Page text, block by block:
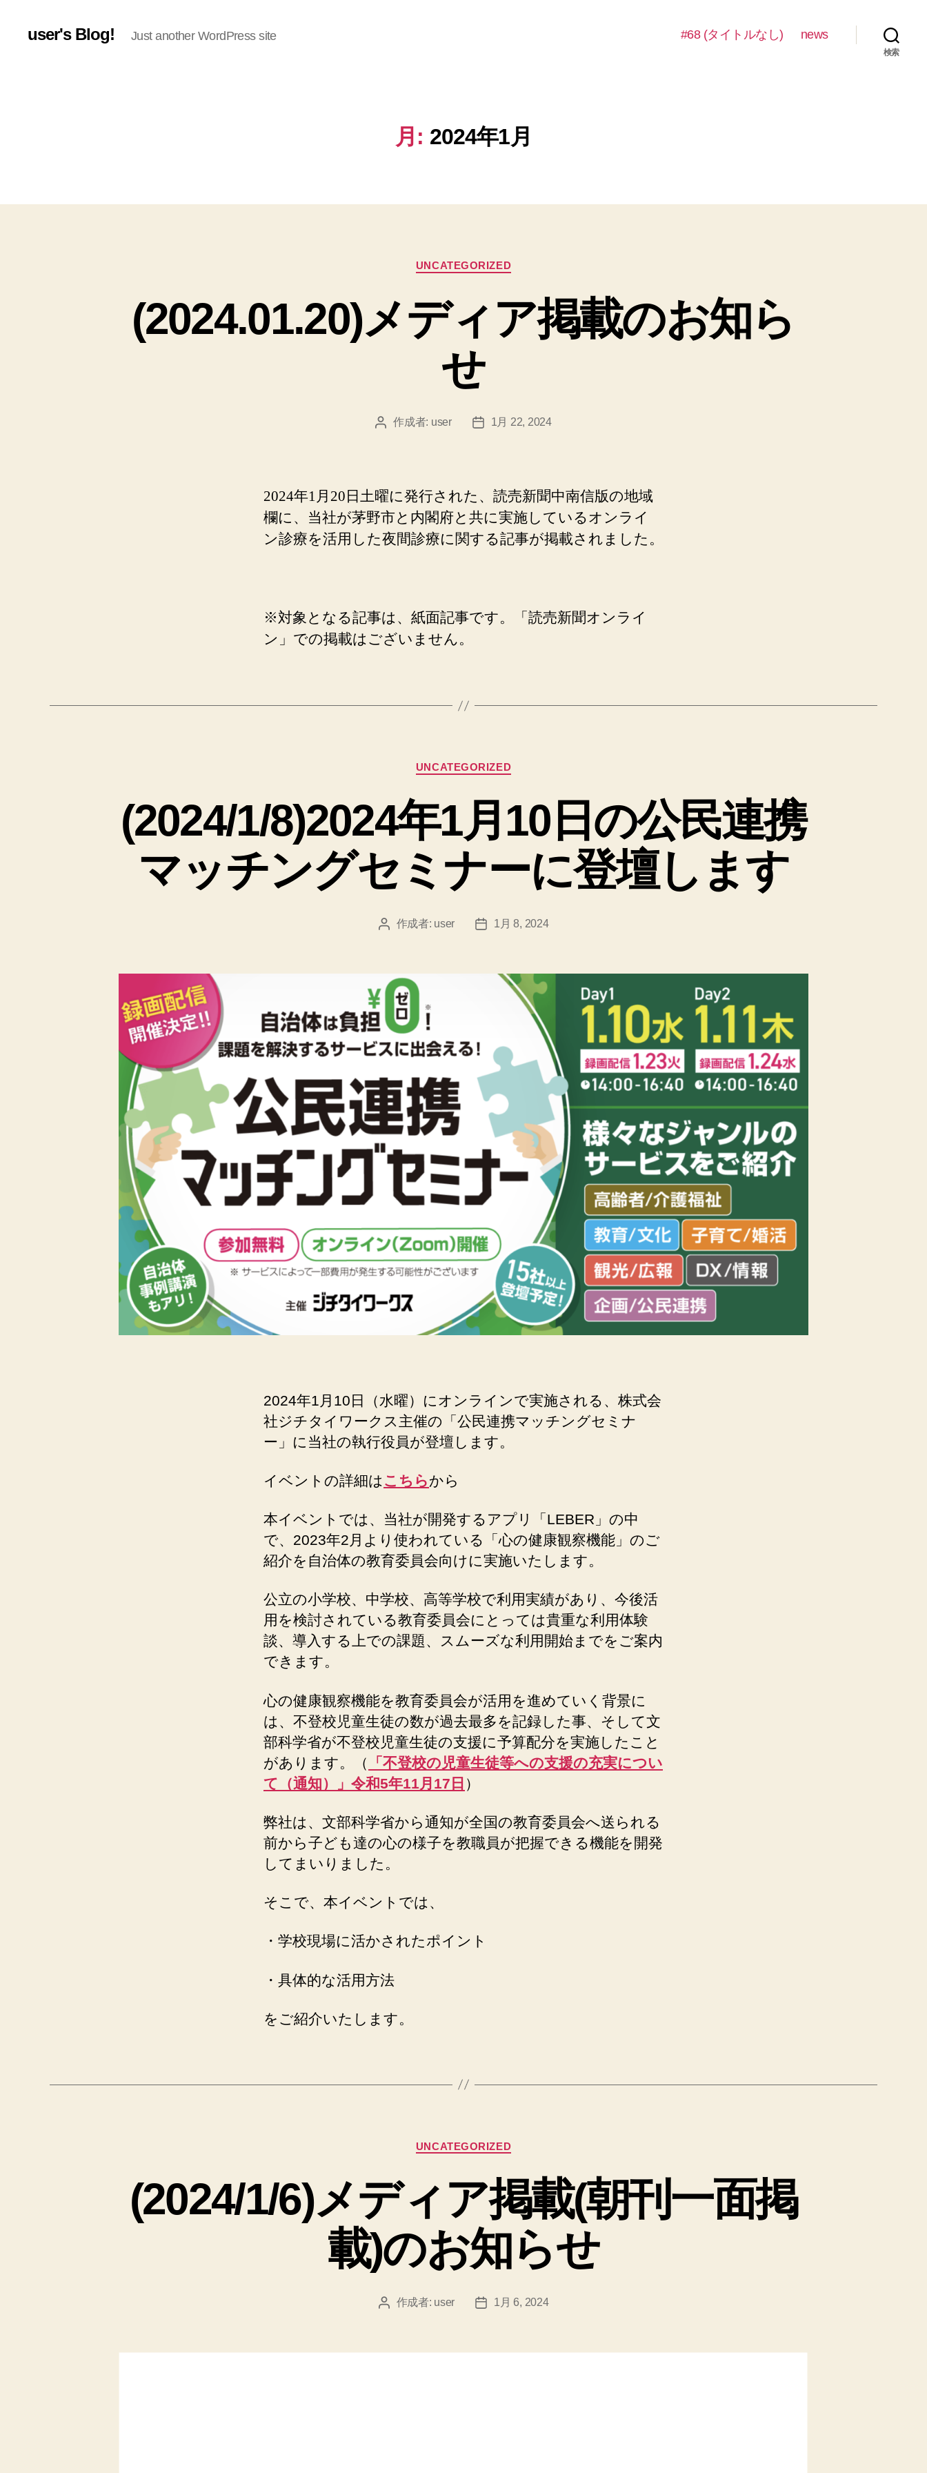
user's Blog! Just another WordPress site #68 (タイトルなし) news
検索
月: 2024年1月
カ
テ
ー
UNCATEGORIZED
(2024.01.20)メディア掲載のお知ら
せ
投 作成者: user
投
1月 22, 2024
2024年1月20日土曜に発行された、読売新聞中南信版の地域
欄に、当社が茅野市と内閣府と共に実施しているオンライ
ン診療を活用した夜間診療に関する記事が掲載されました。
※対象となる記事は、紙面記事です。「読売新聞オンライ
ン」での掲載はございません。
カ
テ
ー
UNCATEGORIZED
(2024/1/8)2024年1月10日の公民連携
マッチングセミナーに登壇します
投 作成者: user
投
1月 8, 2024
2024年1月10日（水曜）にオンラインで実施される、株式会
社ジチタイワークス主催の「公民連携マッチングセミナ
ー」に当社の執行役員が登壇します。
イベントの詳細は こちらから
本イベントでは、当社が開発するアプリ「LEBER」の中
で、2023年2月より使われている「心の健康観察機能」のご
紹介を自治体の教育委員会向けに実施いたします。
公立の小学校、中学校、高等学校で利用実績があり、今後活
用を検討されている教育委員会にとっては貴重な利用体験
談、導入する上での課題、スムーズな利用開始までをご案内
できます。
心の健康観察機能を教育委員会が活用を進めていく背景に
は、不登校児童生徒の数が過去最多を記録した事、そして文
部科学省が不登校児童生徒の支援に予算配分を実施したこと
があります。（
「不登校の児童生徒等への支援の充実につい
て（通知）」令和5年11月17日 ）
弊社は、文部科学省から通知が全国の教育委員会へ送られる
前から子ども達の心の様子を教職員が把握できる機能を開発
してまいりました。
そこで、本イベントでは、
・学校現場に活かされたポイント
・具体的な活用方法
をご紹介いたします。
カ
テ
リ
ー
UNCATEGORIZED
(2024/1/6)メディア掲載(朝刊一面掲
載)のお知らせ
投 作成者: user
投
1月 6, 2024